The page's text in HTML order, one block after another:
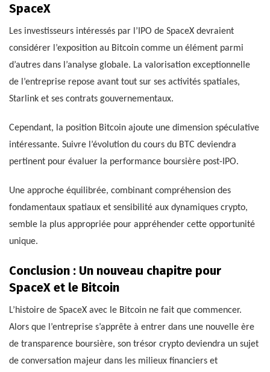
SpaceX
Les investisseurs intéressés par l’IPO de SpaceX devraient
considérer l’exposition au Bitcoin comme un élément parmi
d’autres dans l’analyse globale. La valorisation exceptionnelle
de l’entreprise repose avant tout sur ses activités spatiales,
Starlink et ses contrats gouvernementaux.
Cependant, la position Bitcoin ajoute une dimension spéculative
intéressante. Suivre l’évolution du cours du BTC deviendra
pertinent pour évaluer la performance boursière post-IPO.
Une approche équilibrée, combinant compréhension des
fondamentaux spatiaux et sensibilité aux dynamiques crypto,
semble la plus appropriée pour appréhender cette opportunité
unique.
Conclusion : Un nouveau chapitre pour
SpaceX et le Bitcoin
L’histoire de SpaceX avec le Bitcoin ne fait que commencer.
Alors que l’entreprise s’apprête à entrer dans une nouvelle ère
de transparence boursière, son trésor crypto deviendra un sujet
de conversation majeur dans les milieux financiers et